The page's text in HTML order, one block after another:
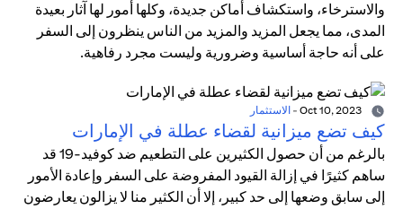
والاسترخاء، واستكشاف أماكن جديدة، وكلها أمور لها آثار بعيدة
المدى، مما يجعل المزيد والمزيد من الناس ينظرون إلى السفر
على أنه حاجة أساسية وضرورية وليست مجرد رفاهية.
- الاستثمار
كيف تضع ميزانية لقضاء عطلة في الإمارات
بالرغم من أن حصول الكثيرين على التطعيم ضد كوفيد-19 قد
ساهم كثيرًا في إزالة القيود المفروضة على السفر وإعادة الأمور
إلى سابق وضعها إلى حد كبير، إلا أن الكثير منا لا يزالون يعارضون